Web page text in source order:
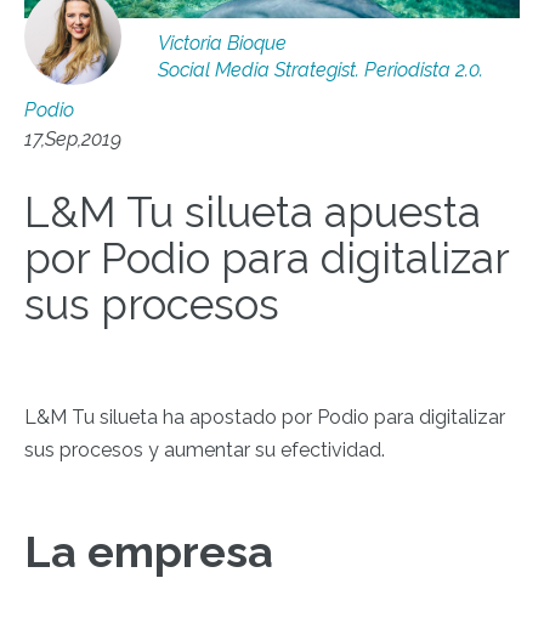
Victoria Bioque
Social Media Strategist. Periodista 2.0.
Podio
17,Sep,2019
L&M Tu silueta apuesta
por Podio para digitalizar
sus procesos
L&M Tu silueta ha apostado por Podio para digitalizar
sus procesos y aumentar su efectividad.
La empresa